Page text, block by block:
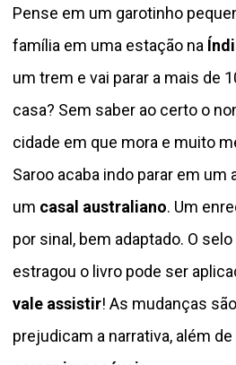
Pense em um garotinho
família em uma estação na
um trem e vai parar a mais de
casa? Sem saber ao certo o
cidade em que mora e muito
Saroo acaba indo parar em um
um casal australiano. Um
por sinal, bem adaptado. O
estragou o livro pode ser
vale assistir! As mudanças
prejudicam a narrativa, além